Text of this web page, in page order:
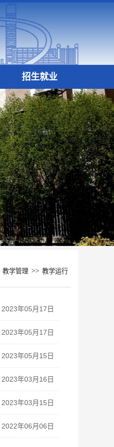
招生就业
教学管理 >> 教学运行
2023年05月17日
2023年05月17日
2023年05月15日
2023年03月16日
2023年03月15日
2022年06月06日